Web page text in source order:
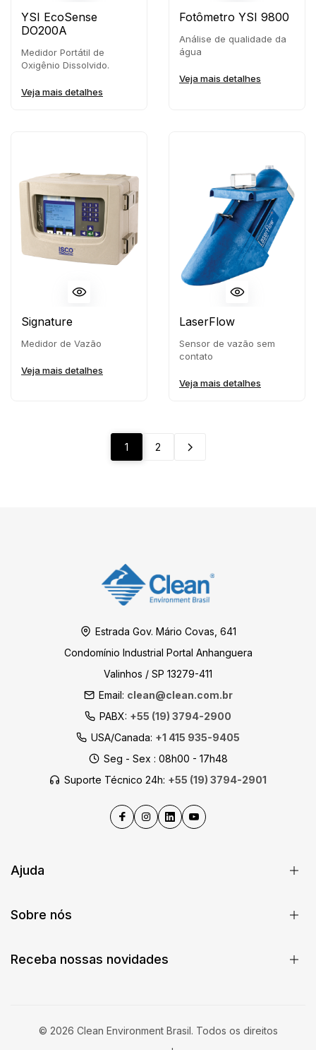
YSI EcoSense
DO200A
Medidor Portátil de
Oxigênio Dissolvido.
Veja mais detalhes
Fotômetro YSI 9800
Análise de qualidade da
água
Veja mais detalhes
Signature
Medidor de Vazão
Veja mais detalhes
LaserFlow
Sensor de vazão sem
contato
Veja mais detalhes
1 2
Estrada Gov. Mário Covas, 641
Condomínio Industrial Portal Anhanguera
Valinhos / SP 13279-411
Email: clean@clean.com.br
PABX: +55 (19) 3794-2900
USA/Canada: +1 415 935-9405
Seg - Sex : 08h00 - 17h48
Suporte Técnico 24h: +55 (19) 3794-2901
Ajuda
Sobre nós
Receba nossas novidades
© 2026 Clean Environment Brasil. Todos os direitos